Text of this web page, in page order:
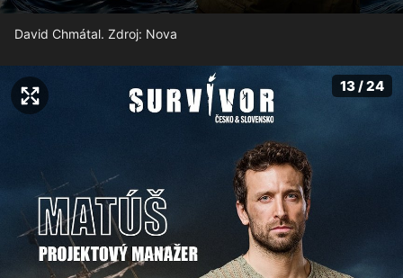
David Chmátal. Zdroj: Nova
13 / 24